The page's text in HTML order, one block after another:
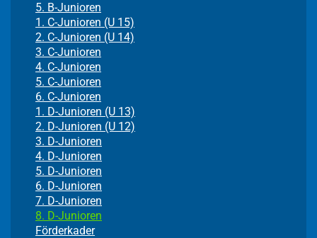
5. B-Junioren
1. C-Junioren (U 15)
2. C-Junioren (U 14)
3. C-Junioren
4. C-Junioren
5. C-Junioren
6. C-Junioren
1. D-Junioren (U 13)
2. D-Junioren (U 12)
3. D-Junioren
4. D-Junioren
5. D-Junioren
6. D-Junioren
7. D-Junioren
8. D-Junioren
Förderkader